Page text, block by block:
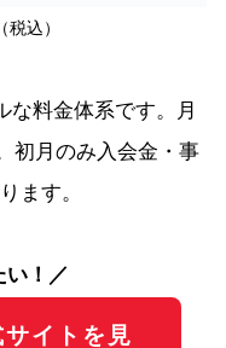
込）
な料金体系です。月
初月のみ入会金・事
ます。
い！／
イトを見